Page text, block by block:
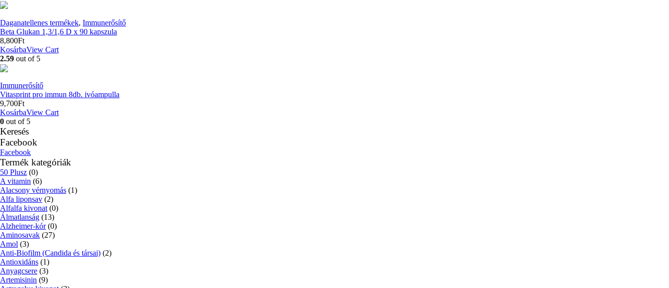
Daganatellenes termékek, Immunerősítő
Beta Glukan 1,3/1,6 D x 90 kapszula
8,800Ft
KosárbaView Cart
2.59 out of 5
Immunerősítő
Vitasprint pro immun 8db. ivóampulla
9,700Ft
KosárbaView Cart
0 out of 5
Keresés
Facebook
Facebook
Termék kategóriák
50 Plusz (0)
A vitamin (6)
Alacsony vérnyomás (1)
Alfa liponsav (2)
Alfalfa kivonat (0)
Álmatlanság (13)
Alzheimer-kór (0)
Aminosavak (27)
Amol (3)
Anti-Biofilm (Candida és társai) (2)
Antioxidáns (1)
Anyagcsere (3)
Artemisinin (9)